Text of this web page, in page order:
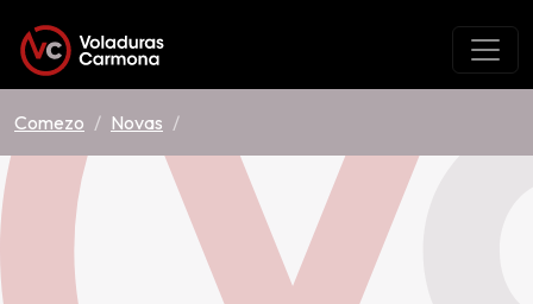
Comezo Novas